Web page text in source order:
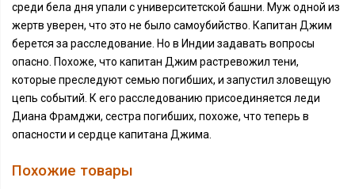
среди бела дня упали с университетской башни. Муж одной из
жертв уверен, что это не было самоубийство. Капитан Джим
берется за расследование. Но в Индии задавать вопросы
опасно. Похоже, что капитан Джим растревожил тени,
которые преследуют семью погибших, и запустил зловещую
цепь событий. К его расследованию присоединяется леди
Диана Фрамджи, сестра погибших, похоже, что теперь в
опасности и сердце капитана Джима.
Похожие товары